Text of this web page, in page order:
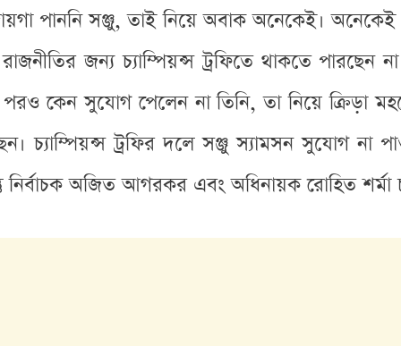
পাননি সঞ্জু, তাই নিয়ে অবাক অনেকেই।
জন্য চ্যাম্পিয়ন্স ট্রফিতে থাকতে পারছেন না
পরও কেন সুযোগ পেলেন না তিনি, তা নিয়ে ক্রিড়া
চ্যাম্পিয়ন্স ট্রফির দলে সঞ্জু স্যামসন সুযোগ
নির্বাচক অজিত আগরকর এবং অধিনায়ক রোহিত শর্মা